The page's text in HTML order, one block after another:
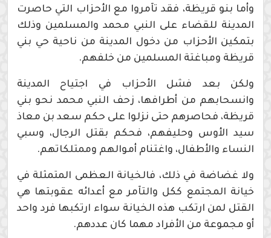
وأما بنو قريظة، فقد تآمروا مع الأحزاب التي حاصرت
المدينة للقضاء على النبي محمد والمسلمين وذلك
بتمكين الأحزاب من دخول المدينة من ناحية حي بني
قريظة ومباغتة المسلمين من خلفهم.
ولكن بعد فشل الأحزاب في اجتياح المدينة
وانسحابهم من أطرافها، زحف النبي محمد نحو بني
قريظة، فحاصرهم حتى نزلوا على حكم سعد بن معاذ
سيد الأوس وحليفهم، فحكم بقتل الرجال، وسبي
النساء والأطفال، واغتنام أموالهم وممتلكاتهم.
ولا غضاضة في ذلك، فالخيانة العظمى المتمثلة في
خيانة المجتمع ككل والتآمر مع أعدائه عقوبتها هي
القتل لمن ارتكب هذه الخيانة سواء ارتكبها فرد واحد
أو مجموعة من الأفراد مهما كان عددهم.